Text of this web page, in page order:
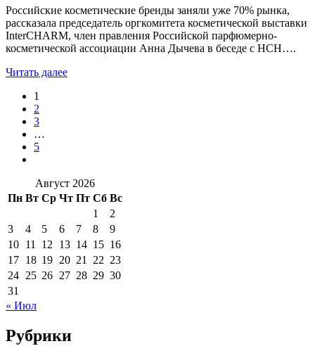
Российские косметические бренды заняли уже 70% рынка,
рассказала председатель оргкомитета косметической выставки
InterCHARM, член правления Российской парфюмерно-
косметической ассоциации Анна Дычева в беседе с НСН….
Читать далее
1
2
3
…
5
Август 2026
Пн Вт Ср Чт Пт Сб Вс
1
2
3
4 5 6 7 8
9
10 11 12 13 14 15 16
17 18 19 20 21 22 23
24 25 26 27 28 29 30
31
« Июл
Рубрики